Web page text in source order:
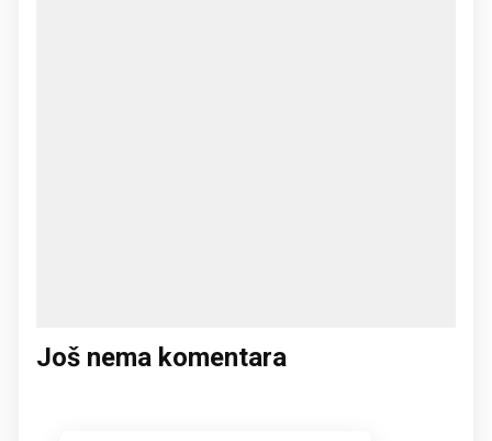
Još nema komentara